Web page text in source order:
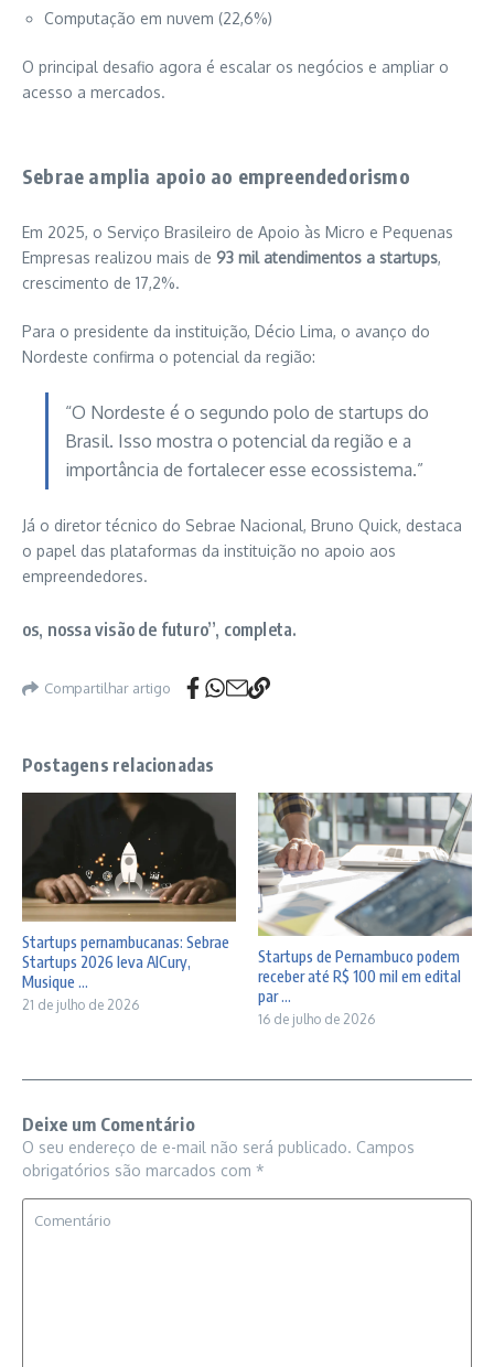
Computação em nuvem (22,6%)
O principal desafio agora é escalar os negócios e ampliar o
acesso a mercados.
Sebrae amplia apoio ao empreendedorismo
Em 2025, o Serviço Brasileiro de Apoio às Micro e Pequenas
Empresas realizou mais de 93 mil atendimentos a startups,
crescimento de 17,2%.
Para o presidente da instituição, Décio Lima, o avanço do
Nordeste confirma o potencial da região:
“O Nordeste é o segundo polo de startups do
Brasil. Isso mostra o potencial da região e a
importância de fortalecer esse ecossistema.”
Já o diretor técnico do Sebrae Nacional, Bruno Quick, destaca
o papel das plataformas da instituição no apoio aos
empreendedores.
os, nossa visão de futuro”, completa.
Compartilhar artigo
Postagens relacionadas
Startups pernambucanas: Sebrae
Startups 2026 leva AICury,
Musique ...
21 de julho de 2026
Startups de Pernambuco podem
receber até R$ 100 mil em edital
par ...
16 de julho de 2026
Deixe um Comentário
O seu endereço de e-mail não será publicado. Campos
obrigatórios são marcados com *